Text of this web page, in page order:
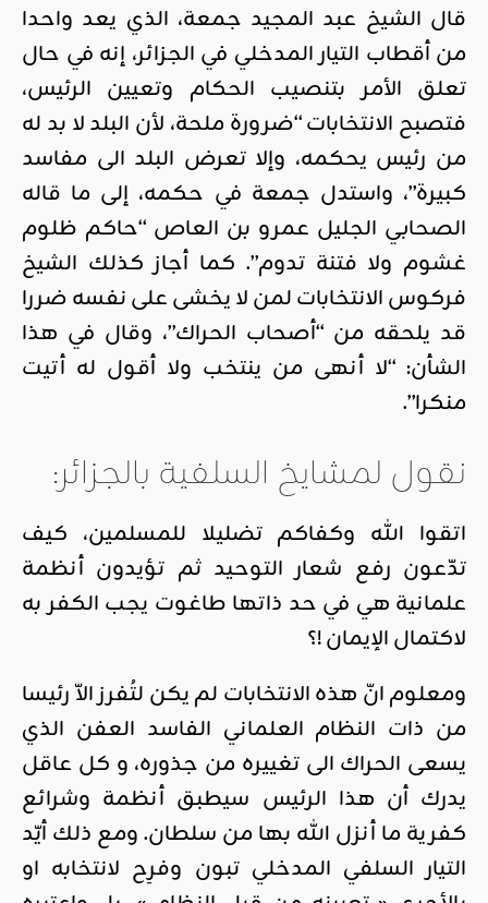
قال الشيخ عبد المجيد جمعة، الذي يعد واحدا
من أقطاب التيار المدخلي في الجزائر، إنه في حال
تعلق الأمر بتنصيب الحكام وتعيين الرئيس،
فتصبح الانتخابات “ضرورة ملحة، لأن البلد لا بد له
من رئيس يحكمه، وإلا تعرض البلد الى مفاسد
كبيرة”، واستدل جمعة في حكمه، إلى ما قاله
الصحابي الجليل عمرو بن العاص “حاكم ظلوم
غشوم ولا فتنة تدوم”. كما أجاز كذلك الشيخ
فركوس الانتخابات لمن لا يخشى على نفسه ضررا
قد يلحقه من “أصحاب الحراك”، وقال في هذا
الشأن: “لا أنهى من ينتخب ولا أقول له أتيت
منكرا”.
نقول لمشايخ السلفية بالجزائر:
اتقوا الله وكفاكم تضليلا للمسلمين، كيف
تدّعون رفع شعار التوحيد ثم تؤيدون أنظمة
علمانية هي في حد ذاتها طاغوت يجب الكفر به
لاكتمال الإيمان !؟
ومعلوم انّ هذه الانتخابات لم يكن لتُفرز الاّ رئيسا
من ذات النظام العلماني الفاسد العفن الذي
يسعى الحراك الى تغييره من جذوره، و كل عاقل
يدرك أن هذا الرئيس سيطبق أنظمة وشرائع
كفرية ما أنزل الله بها من سلطان. ومع ذلك أيّد
التيار السلفي المدخلي تبون وفرِح لانتخابه او